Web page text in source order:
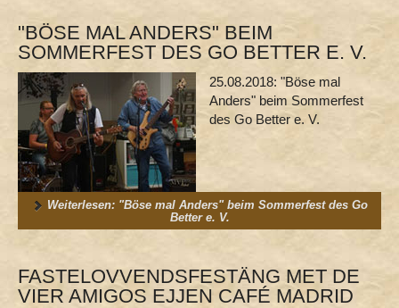
"BÖSE MAL ANDERS" BEIM
SOMMERFEST DES GO BETTER E. V.
25.08.2018: "Böse mal
Anders" beim Sommerfest
des Go Better e. V.
Weiterlesen: "Böse mal Anders" beim Sommerfest des Go
Better e. V.
FASTELOVVENDSFESTÄNG MET DE
VIER AMIGOS EJJEN CAFÉ MADRID